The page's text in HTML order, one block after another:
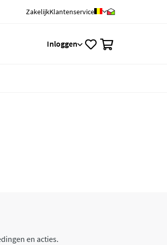
ZakelijkKlantenservice
Inloggen
en acties.